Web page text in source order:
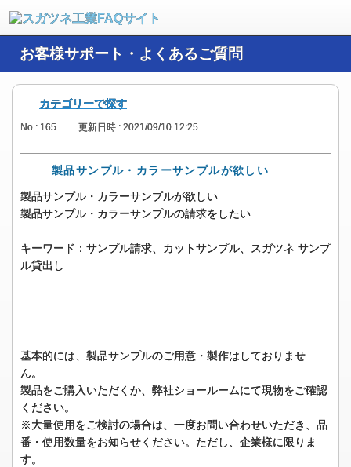
お客様サポート・よくあるご質問
カテゴリーで探す
No : 165 更新日時 : 2021/09/10 12:25
製品サンプル・カラーサンプルが欲しい
製品サンプル・カラーサンプルが欲しい
製品サンプル・カラーサンプルの請求をしたい
キーワード：サンプル請求、カットサンプル、スガツネ サンプ
ル貸出し
基本的には、製品サンプルのご用意・製作はしておりませ
ん。
製品をご購入いただくか、弊社ショールームにて現物をご確認
ください。
※大量使用をご検討の場合は、一度お問い合わせいただき、品
番・使用数量をお知らせください。ただし、企業様に限りま
す。